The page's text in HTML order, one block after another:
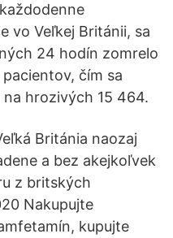
vo Veľkej Británii, sa
24 hodín zomrelo
čím sa
hrozivých 15 464.
Británia naozaj
a bez akejkoľvek
z britských
Nakupujte
kupujte